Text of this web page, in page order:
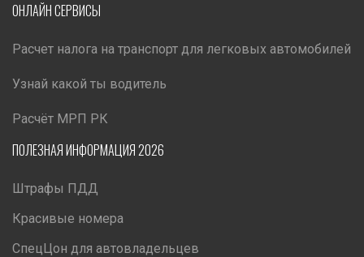
ОНЛАЙН СЕРВИСЫ
Расчет налога на транспорт для легковых автомобилей
Узнай какой ты водитель
Расчёт МРП РК
ПОЛЕЗНАЯ ИНФОРМАЦИЯ 2026
Штрафы ПДД
Красивые номера
СпецЦон для автовладельцев